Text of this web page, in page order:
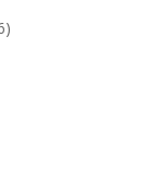
106